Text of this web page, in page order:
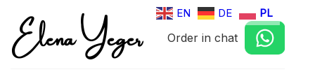
EN DE PL
Elena Yeger
Sklep internetowy odziez damska
Order in chat